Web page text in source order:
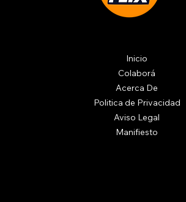
Inicio
Colaborá
Acerca De
Politica de Privacidad
Aviso Legal
Manifiesto